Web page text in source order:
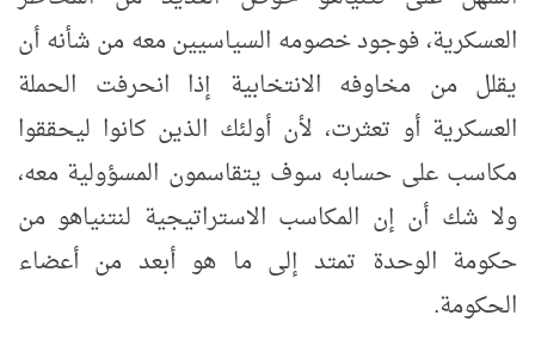
العسكرية، فوجود خصومه السياسيين معه من شأنه أن
يقلل من مخاوفه الانتخابية إذا انحرفت الحملة
العسكرية أو تعثرت، لأن أولئك الذين كانوا ليحققوا
مكاسب على حسابه سوف يتقاسمون المسؤولية معه،
ولا شك أن إن المكاسب الاستراتيجية لنتنياهو من
حكومة الوحدة تمتد إلى ما هو أبعد من أعضاء
الحكومة.